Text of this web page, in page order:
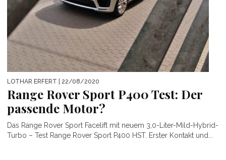
LOTHAR ERFERT | 22/08/2020
Range Rover Sport P400 Test: Der
passende Motor?
Das Range Rover Sport Facelift mit neuem 3,0-Liter-Mild-Hybrid-
Turbo – Test Range Rover Sport P400 HST. Erster Kontakt und...